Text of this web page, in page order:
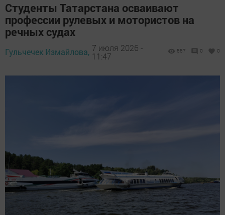
Студенты Татарстана осваивают
профессии рулевых и мотористов на
речных судах
Гульчечек Измайлова, 7 июля 2026 -
11:47
557 0 0